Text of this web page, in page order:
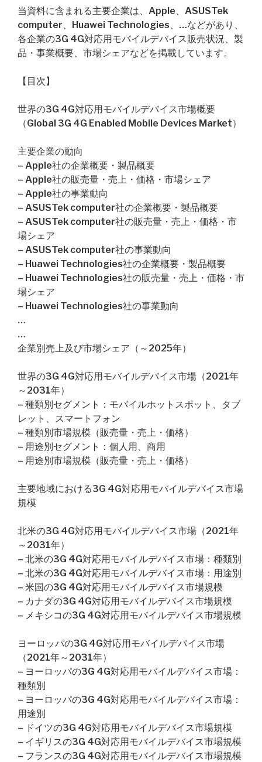
当資料に含まれる主要企業は、Apple、ASUSTek
computer、Huawei Technologies、…などがあり、
各企業の3G 4G対応用モバイルデバイス販売状況、製
品・事業概要、市場シェアなどを掲載しています。
【目次】
世界の3G 4G対応用モバイルデバイス市場概要
（Global 3G 4G Enabled Mobile Devices Market）
主要企業の動向
– Apple社の企業概要・製品概要
– Apple社の販売量・売上・価格・市場シェア
– Apple社の事業動向
– ASUSTek computer社の企業概要・製品概要
– ASUSTek computer社の販売量・売上・価格・市
場シェア
– ASUSTek computer社の事業動向
– Huawei Technologies社の企業概要・製品概要
– Huawei Technologies社の販売量・売上・価格・市
場シェア
– Huawei Technologies社の事業動向
…
…
企業別売上及び市場シェア（～2025年）
世界の3G 4G対応用モバイルデバイス市場（2021年
～2031年）
– 種類別セグメント：モバイルホットスポット、タブ
レット、スマートフォン
– 種類別市場規模（販売量・売上・価格）
– 用途別セグメント：個人用、商用
– 用途別市場規模（販売量・売上・価格）
主要地域における3G 4G対応用モバイルデバイス市場
規模
北米の3G 4G対応用モバイルデバイス市場（2021年
～2031年）
– 北米の3G 4G対応用モバイルデバイス市場：種類別
– 北米の3G 4G対応用モバイルデバイス市場：用途別
– 米国の3G 4G対応用モバイルデバイス市場規模
– カナダの3G 4G対応用モバイルデバイス市場規模
– メキシコの3G 4G対応用モバイルデバイス市場規模
ヨーロッパの3G 4G対応用モバイルデバイス市場
（2021年～2031年）
– ヨーロッパの3G 4G対応用モバイルデバイス市場：
種類別
– ヨーロッパの3G 4G対応用モバイルデバイス市場：
用途別
– ドイツの3G 4G対応用モバイルデバイス市場規模
– イギリスの3G 4G対応用モバイルデバイス市場規模
– フランスの3G 4G対応用モバイルデバイス市場規模